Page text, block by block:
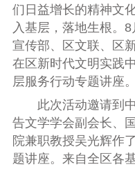
们日益增长的精神文
入基层，落地生根。
宣传部、区文联、区
在区新时代文明实践
层服务行动专题讲座。
此次活动邀请到中
告文学学会副会长、
院兼职教授吴光辉作
题讲座。来自全区各